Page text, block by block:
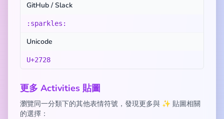
GitHub / Slack
:sparkles:
Unicode
U+2728
更多 Activities 貼圖
瀏覽同一分類下的其他表情符號，發現更多與 ✨ 貼圖相關
的選擇：